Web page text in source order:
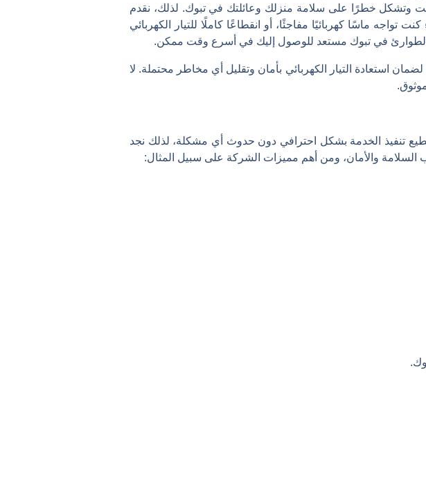
وتشكل خطرًا على سلامة منزلك وعائلتك في تبوك. لذلك، نقدم
ماسًا كهربائيًا مفاجئًا، أو انقطاعًا كاملًا للتيار الكهربائي
الطوارئ في تبوك مستعد للوصول إليك في أسرع وقت ممكن.
استعادة التيار الكهربائي بأمان وتقليل أي مخاطر محتملة. لا
تنفيذ الخدمة بشكل احترافي دون حدوث أي مشكلة، لذلك نجد
والأمان، ومن أهم مميزات الشركة على سبيل المثال: